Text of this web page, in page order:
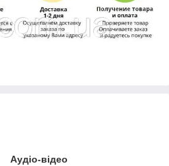
Аудіо-відео